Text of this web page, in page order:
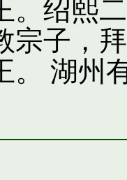
。绍熙
宗子，
。 湖州